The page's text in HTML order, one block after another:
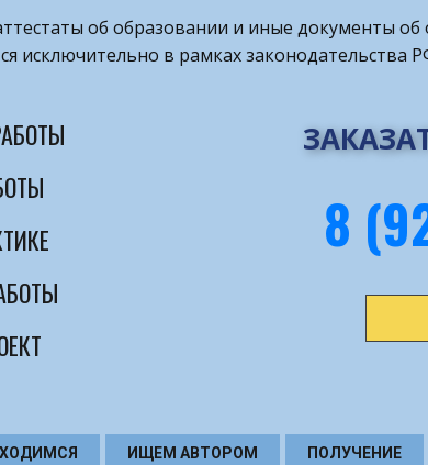
об образовании и иные документы об
исключительно в рамках законодательства
8
ИЩЕМ АВТОРОМ ПОЛУЧЕНИЕ